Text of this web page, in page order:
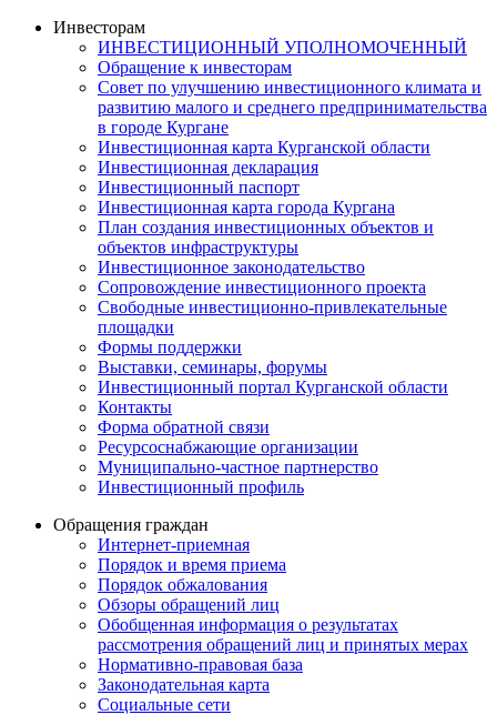
Инвесторам
ИНВЕСТИЦИОННЫЙ УПОЛНОМОЧЕННЫЙ
Обращение к инвесторам
Совет по улучшению инвестиционного климата и
развитию малого и среднего предпринимательства
в городе Кургане
Инвестиционная карта Курганской области
Инвестиционная декларация
Инвестиционный паспорт
Инвестиционная карта города Кургана
План создания инвестиционных объектов и
объектов инфраструктуры
Инвестиционное законодательство
Сопровождение инвестиционного проекта
Свободные инвестиционно-привлекательные
площадки
Формы поддержки
Выставки, семинары, форумы
Инвестиционный портал Курганской области
Контакты
Форма обратной связи
Ресурсоснабжающие организации
Муниципально-частное партнерство
Инвестиционный профиль
Обращения граждан
Интернет-приемная
Порядок и время приема
Порядок обжалования
Обзоры обращений лиц
Обобщенная информация о результатах
рассмотрения обращений лиц и принятых мерах
Нормативно-правовая база
Законодательная карта
Социальные сети